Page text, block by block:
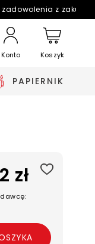
z
Konto Koszyk
PAPIERNIK
zł